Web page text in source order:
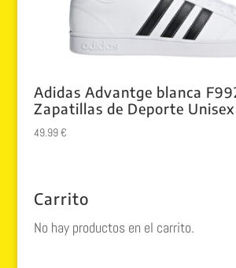
Adidas Advantge blanca
Zapatillas de Deporte
49.99€
Carrito
No hay productos en el carrito.